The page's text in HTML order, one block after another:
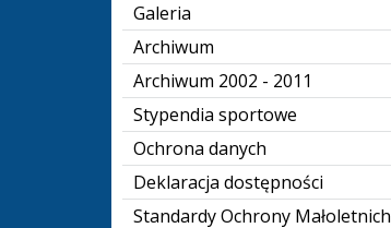
Galeria
Archiwum
Archiwum 2002 - 2011
Stypendia sportowe
Ochrona danych
Deklaracja dostępności
Standardy Ochrony Małoletnich